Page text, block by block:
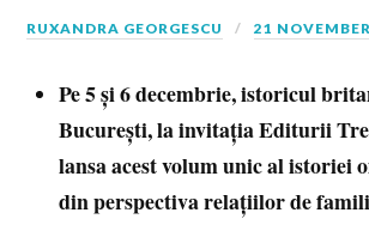
RUXANDRA GEORGESCU 21
Pe 5 și 6 decembrie, istoricul
București, la invitația Editurii
lansa acest volum unic al istoriei
din perspectiva relațiilor de